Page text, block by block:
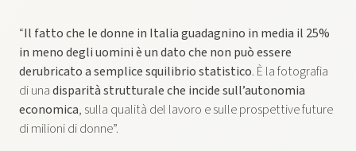
“Il fatto che le donne in Italia guadagnino in media il 25%
in meno degli uomini è un dato che non può essere
derubricato a semplice squilibrio statistico. È la fotografia
di unadisparità strutturaleche incide sull’autonomia
economica, sulla qualità del lavoro e sulle prospettive future
di milioni di donne”.